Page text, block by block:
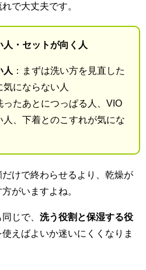
で大丈夫です。
人・セットが向く人
人 ：まずは洗い方を見直した
にならない人
ったあとにつっぱる人、VIO
、下着とのこすれが気にな
けで終わらせるより、乾燥が
がいますよね。
じで、 洗う役割と保湿する役
使えばよいか迷いにくくなりま